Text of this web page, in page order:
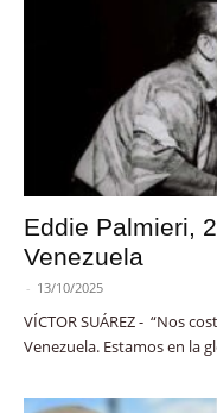
Eddie Palmieri,
Venezuela
- 13/10/2025
VÍCTOR SUÁREZ - “Nos
Venezuela. Estamos en la